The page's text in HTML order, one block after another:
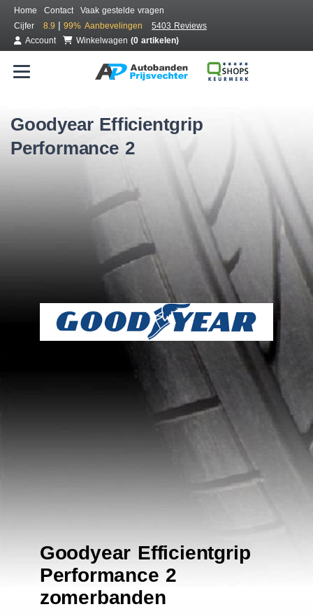
Home Contact
Vaak gestelde vragen
Cijfer
8.9 | 99% Aanbevelingen
5403 Reviews
Account
Winkelwagen (0 artikelen)
Goodyear Efficientgrip
Performance 2
Goodyear Efficientgrip
Performance 2
zomerbanden